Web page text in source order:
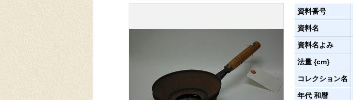
資料番号
資料名
資料名よみ
法量 {cm}
コレクション名
年代 和暦